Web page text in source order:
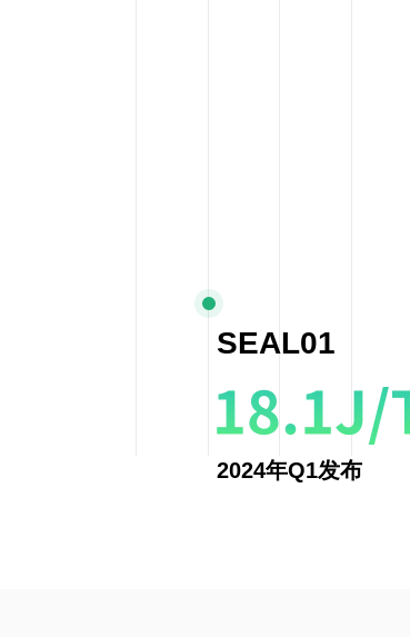
SEAL01
2024年Q1发布